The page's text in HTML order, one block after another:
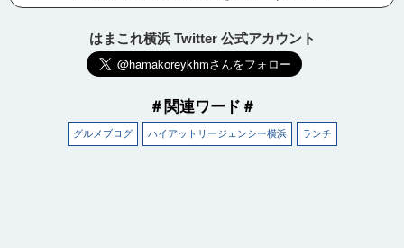
はまこれ横浜 Twitter 公式アカウント
＃関連ワード＃
グルメブログ ハイアットリージェンシー横浜 ランチ
サイトについて